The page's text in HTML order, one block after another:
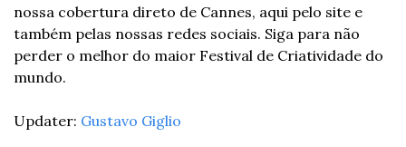
nossa cobertura direto de Cannes, aqui pelo site e
também pelas nossas redes sociais. Siga para não
perder o melhor do maior Festival de Criatividade do
mundo.
Updater: Gustavo Giglio